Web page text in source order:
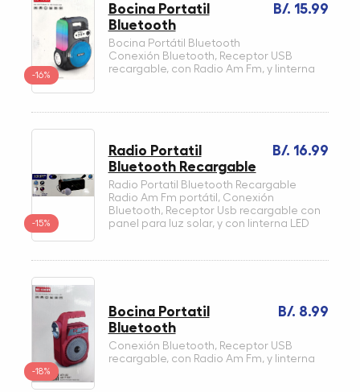
-16%
B/. 15.99
Bocina Portatil
Bluetooth
Bocina Portátil Bluetooth
Conexión Bluetooth, Receptor USB
recargable, con Radio Am Fm, y linterna
-15%
B/. 16.99
Radio Portatil
Bluetooth Recargable
Radio Portatil Bluetooth Recargable
Radio Am Fm portátil, Conexión
Bluetooth, Receptor Usb recargable con
panel para luz solar, y con linterna LED
-18%
B/. 8.99
Bocina Portatil
Bluetooth
Conexión Bluetooth, Receptor USB
recargable, con Radio Am Fm, y linterna